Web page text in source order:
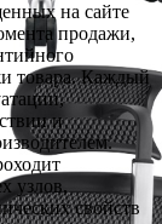
на сайте
продажи,
товара. Каждый
и
узлов,
свойств